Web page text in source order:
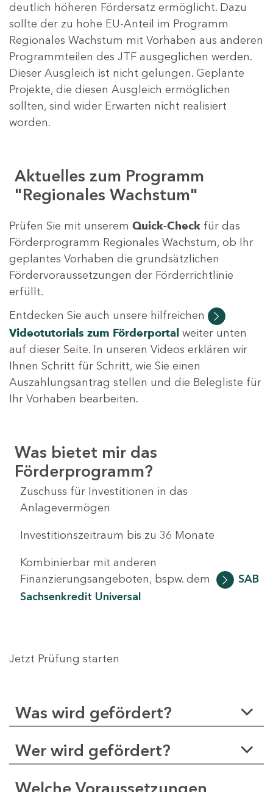
deutlich höheren Fördersatz ermöglicht. Dazu
sollte der zu hohe EU-Anteil im Programm
Regionales Wachstum mit Vorhaben aus anderen
Programmteilen des JTF ausgeglichen werden.
Dieser Ausgleich ist nicht gelungen. Geplante
Projekte, die diesen Ausgleich ermöglichen
sollten, sind wider Erwarten nicht realisiert
worden.
Aktuelles zum Programm
"Regionales Wachstum"
Prüfen Sie mit unserem Quick-Check für das
Förderprogramm Regionales Wachstum, ob Ihr
geplantes Vorhaben die grundsätzlichen
Fördervoraussetzungen der Förderrichtlinie
erfüllt.
Entdecken Sie auch unsere hilfreichen
Videotutorials zum Förderportal weiter unten
auf dieser Seite. In unseren Videos erklären wir
Ihnen Schritt für Schritt, wie Sie einen
Auszahlungsantrag stellen und die Belegliste für
Ihr Vorhaben bearbeiten.
Was bietet mir das
Förderprogramm?
Zuschuss für Investitionen in das
Anlagevermögen
Investitionszeitraum bis zu 36 Monate
Kombinierbar mit anderen
Finanzierungsangeboten, bspw. dem
SAB
Sachsenkredit Universal
Jetzt Prüfung starten
Was wird gefördert?
Wer wird gefördert?
Welche Voraussetzungen